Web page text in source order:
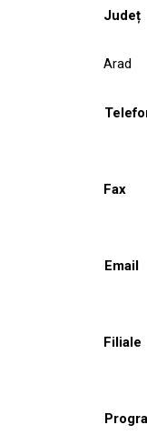
Județ
Arad
Fax
Email
Filiale